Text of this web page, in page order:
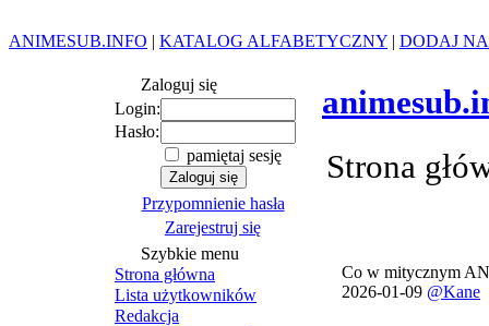
ANIMESUB.INFO | KATALOG ALFABETYCZNY | DODAJ
Zaloguj się
Login:
Hasło:
pamiętaj sesję
Przypomnienie hasła
Zarejestruj się
Szybkie menu
Strona główna
Lista użytkowników
Redakcja
Strona
Co w mitycznym
2026-01-09 @Kane